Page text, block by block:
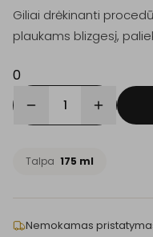
Giliai drėkinanti
plaukams blizgesį,
0
1
Talpa 175 ml
Nemokamas